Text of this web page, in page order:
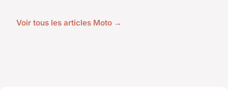
Voir tous les articles Moto →